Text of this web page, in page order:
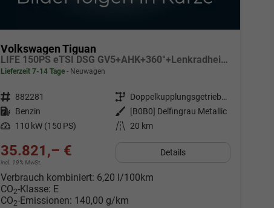
Volkswagen Tiguan
LIFE 150PS eTSI DSG GV5+AHK+360°+Lenkradheiz+IQ.Drive+ACC+App+eHeck+LED
Lieferzeit 7-14 Tage Neuwagen
Fahrzeugnr. 882281 Getriebe
Doppelkupplungsgetriebe (DSG)
Kraftstoff Benzin Außenfarbe
[B0B0] Delfingrau Metallic
Leistung 110 kW (150 PS) Kilometerstand 20 km
35.821,– €
incl. 19% MwSt.
Details
Verbrauch kombiniert: 6,20 l/100km
CO2-Klasse: E
CO2-Emissionen: 140,00 g/km